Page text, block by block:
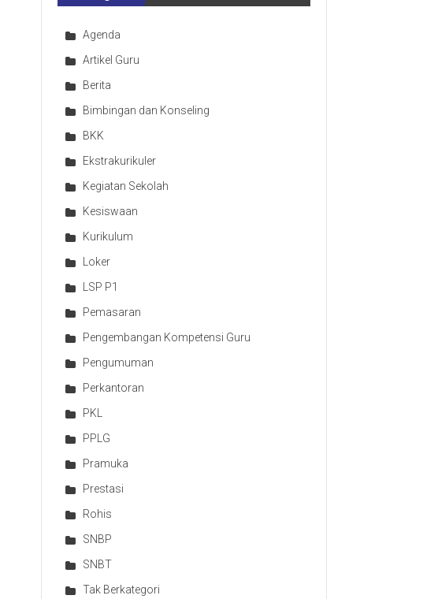
Agenda
Artikel Guru
Berita
Bimbingan dan Konseling
BKK
Ekstrakurikuler
Kegiatan Sekolah
Kesiswaan
Kurikulum
Loker
LSP P1
Pemasaran
Pengembangan Kompetensi Guru
Pengumuman
Perkantoran
PKL
PPLG
Pramuka
Prestasi
Rohis
SNBP
SNBT
Tak Berkategori